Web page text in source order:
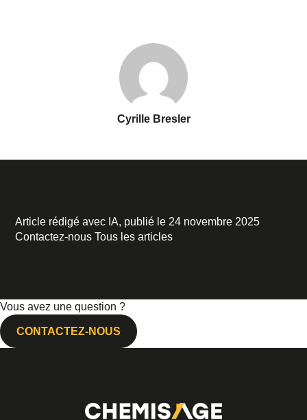
Cyrille Bresler
Article rédigé avec IA, publié le 24 novembre 2025
Contactez-nous Tous les articles
Vous avez une question ?
CONTACTEZ-NOUS